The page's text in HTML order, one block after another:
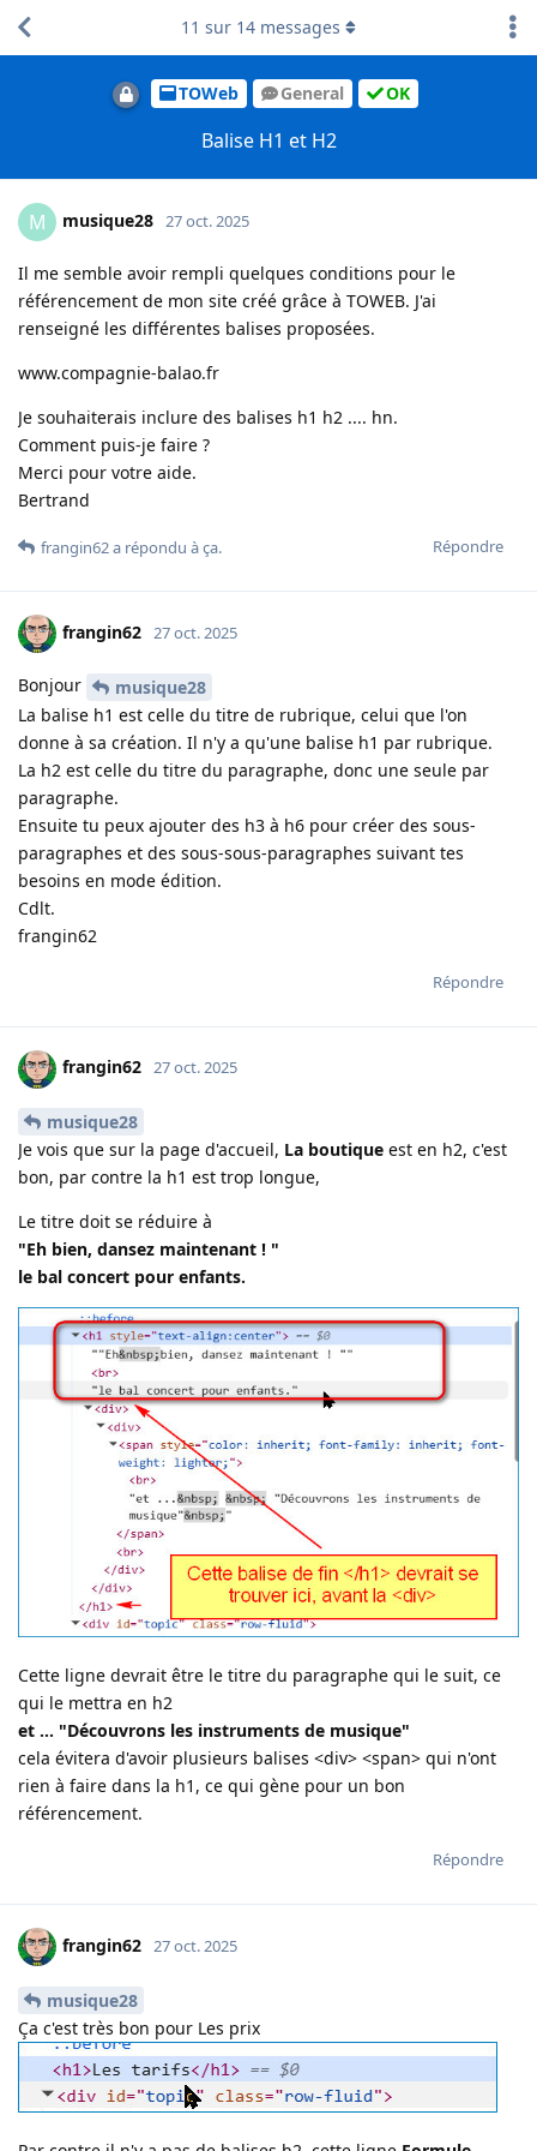
TOWeb General OK
Balise H1 et H2
11 sur 14 messages
M musique28 27 oct. 2025
Il me semble avoir rempli quelques conditions pour le
référencement de mon site créé grâce à TOWEB. J'ai
renseigné les différentes balises proposées.
www.compagnie-balao.fr
Je souhaiterais inclure des balises h1 h2 .... hn.
Comment puis-je faire ?
Merci pour votre aide.
Bertrand
Répondre
frangin62a répondu à ça.
frangin62 27 oct. 2025
Bonjour
musique28
La balise h1 est celle du titre de rubrique, celui que l'on
donne à sa création. Il n'y a qu'une balise h1 par rubrique.
La h2 est celle du titre du paragraphe, donc une seule par
paragraphe.
Ensuite tu peux ajouter des h3 à h6 pour créer des sous-
paragraphes et des sous-sous-paragraphes suivant tes
besoins en mode édition.
Cdlt.
frangin62
Répondre
frangin62 27 oct. 2025
musique28
Je vois que sur la page d'accueil, La boutique est en h2, c'est
bon, par contre la h1 est trop longue,
Le titre doit se réduire à
"Eh bien, dansez maintenant ! "
le bal concert pour enfants.
Cette ligne devrait être le titre du paragraphe qui le suit, ce
qui le mettra en h2
et ... "Découvrons les instruments de musique"
cela évitera d'avoir plusieurs balises <div> <span> qui n'ont
rien à faire dans la h1, ce qui gène pour un bon
référencement.
Répondre
frangin62 27 oct. 2025
musique28
Ça c'est très bon pour Les prix